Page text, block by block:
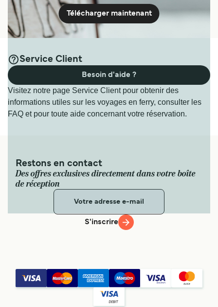
Télécharger maintenant
Service Client
Visitez notre page Service Client pour obtenir des
informations utiles sur les voyages en ferry, consulter les
FAQ et pour toute aide concernant votre réservation.
Besoin d'aide ?
Restons en contact
Des offres exclusives directement dans votre boîte
de réception
S'inscrire